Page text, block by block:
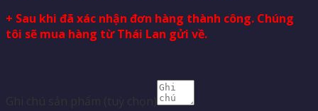
+ Sau khi đã xác nhận đơn hàng thành công. Chúng
tôi sẽ mua hàng từ Thái Lan gửi về.